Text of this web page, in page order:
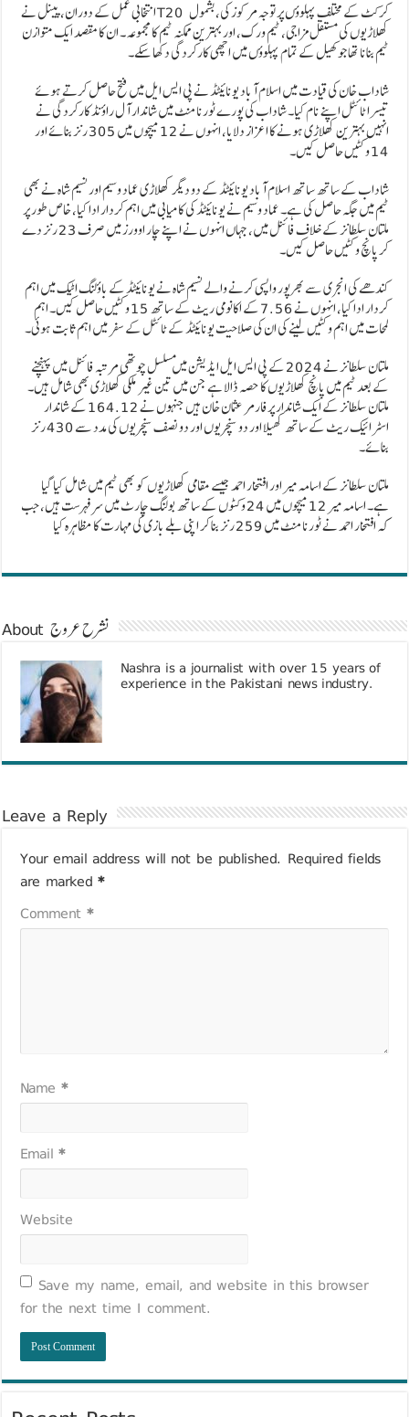
انتخابی عمل کے دوران، پینل نے T20 کرکٹ کے مختلف پہلوؤں پر توجہ مرکوز کی، بشمول
کھلاڑیوں کی مستقل مزاجی، ٹیم ورک، اور بہترین ممکنہ ٹیم کا مجموعہ۔ ان کا مقصد ایک متوازن
ٹیم بنانا تھا جو کھیل کے تمام پہلوؤں میں اچھی کارکردگی دکھا سکے۔
شاداب خان کی قیادت میں اسلام آباد یونائیٹڈ نے پی ایس ایل میں فتح حاصل کرتے ہوئے
تیسرا ٹائٹل اپنے نام کیا۔ شاداب کی پورے ٹورنامنٹ میں شاندار آل راؤنڈ کارکردگی نے
انہیں بہترین کھلاڑی ہونے کا اعزاز دلایا، انہوں نے 12 میچوں میں 305 رنز بنائے اور
14 وکٹیں حاصل کیں۔
شاداب کے ساتھ ساتھ اسلام آباد یونائیٹڈ کے دو دیگر کھلاڑی عماد وسیم اور نسیم شاہ نے بھی
ٹیم میں جگہ حاصل کی ہے۔ عماد وسیم نے یونائیٹڈ کی کامیابی میں اہم کردار ادا کیا، خاص طور پر
ملتان سلطانز کے خلاف فائنل میں، جہاں انہوں نے اپنے چار اوورز میں صرف 23 رنز دے
کر پانچ وکٹیں حاصل کیں۔
کندھے کی انجری سے بھرپور واپسی کرنے والے نسیم شاہ نے یونائیٹڈ کے باؤلنگ اٹیک میں اہم
کردار ادا کیا، انہوں نے 7.56 کے اکانومی ریٹ کے ساتھ 15 وکٹیں حاصل کیں۔ اہم
لمحات میں اہم وکٹیں لینے کی ان کی صلاحیت یونائیٹڈ کے ٹائٹل کے سفر میں اہم ثابت ہوئی۔
ملتان سلطانز نے 2024 کے پی ایس ایل ایڈیشن میں مسلسل چوتھی مرتبہ فائنل میں پہنچنے
کے بعد ٹیم میں پانچ کھلاڑیوں کا حصہ ڈالا ہے جن میں تین غیر ملکی کھلاڑی بھی شامل ہیں۔
ملتان سلطانز کے ایک شاندار پرفارمر عثمان خان ہیں جنہوں نے 164.12 کے شاندار
اسٹرائیک ریٹ کے ساتھ کھیلا اور دو سنچریوں اور دو نصف سنچریوں کی مدد سے 430 رنز
بنائے۔
ملتان سلطانز کے اسامہ میر اور افتخار احمد جیسے مقامی کھلاڑیوں کو بھی ٹیم میں شامل کیا گیا
ہے۔ اسامہ میر 12 میچوں میں 24 وکٹوں کے ساتھ بولنگ چارٹ میں سرفہرست ہیں، جب
کہ افتخار احمد نے ٹورنامنٹ میں 259 رنز بنا کر اپنی بلے بازی کی مہارت کا مظاہرہ کیا
About نشرح عروج
Nashra is a journalist with over 15 years of
experience in the Pakistani news industry.
Leave a Reply
Your email address will not be published. Required fields
are marked*
Comment*
Name*
Email*
Website
Save my name, email, and website in this browser
for the next time I comment.